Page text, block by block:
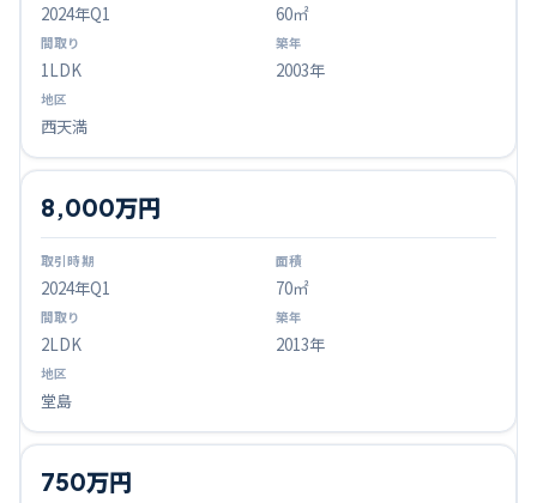
2024年Q1 60㎡
1LDK 2003年
西天満
2024年Q1
8,000万円
70㎡
2LDK 2013年
堂島
750万円